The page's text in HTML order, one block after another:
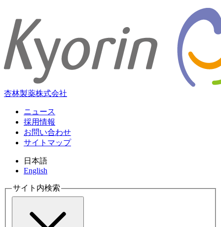
杏林製薬株式会社
ニュース
採用情報
お問い合わせ
サイトマップ
日本語
English
サイト内検索